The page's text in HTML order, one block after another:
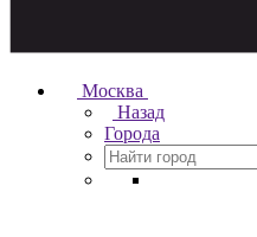
Москва
Назад
Города